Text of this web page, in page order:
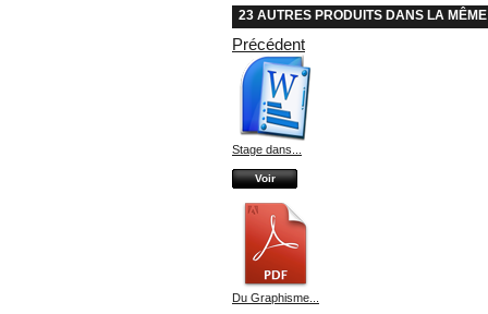
23 AUTRES PRODUITS DANS LA
Précédent
Stage dans...
Voir
Du Graphisme...